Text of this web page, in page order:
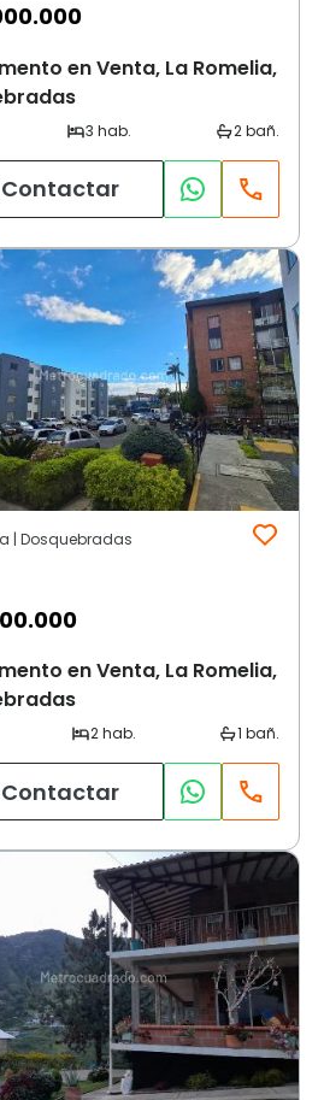
en Venta, La Romelia,
Contactar
| Dosquebradas
en Venta, La Romelia,
Contactar